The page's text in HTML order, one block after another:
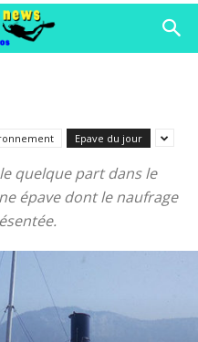
Epave du jour
quelque part dans le
épave dont le naufrage